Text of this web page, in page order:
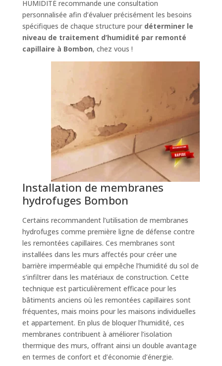
HUMIDITÉ recommande une consultation
personnalisée afin d’évaluer précisément les besoins
spécifiques de chaque structure pour déterminer le
niveau de traitement d’humidité par remonté
capillaire à Bombon, chez vous !
Installation de membranes
hydrofuges Bombon
Certains recommandent l’utilisation de membranes
hydrofuges comme première ligne de défense contre
les remontées capillaires. Ces membranes sont
installées dans les murs affectés pour créer une
barrière imperméable qui empêche l’humidité du sol de
s’infiltrer dans les matériaux de construction. Cette
technique est particulièrement efficace pour les
bâtiments anciens où les remontées capillaires sont
fréquentes, mais moins pour les maisons individuelles
et appartement. En plus de bloquer l’humidité, ces
membranes contribuent à améliorer l’isolation
thermique des murs, offrant ainsi un double avantage
en termes de confort et d’économie d’énergie.